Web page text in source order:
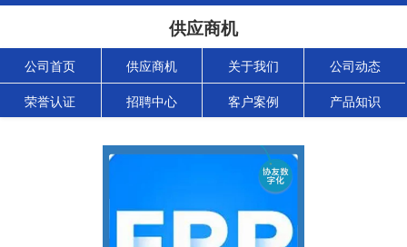
供应商机
公司首页 供应商机 关于我们 公司动态
荣誉认证 招聘中心 客户案例 产品知识